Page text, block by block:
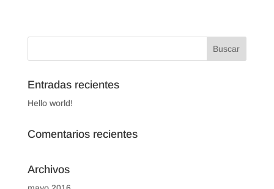
Entradas recientes
Hello world!
Comentarios recientes
Archivos